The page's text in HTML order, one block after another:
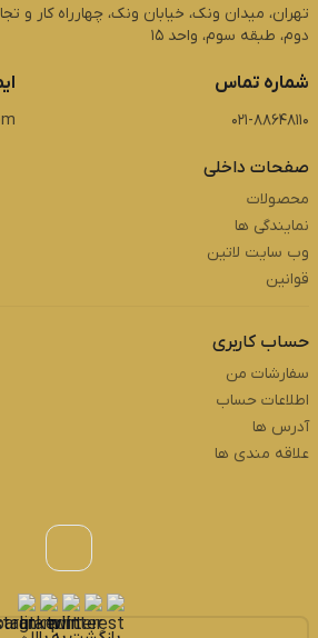
تهران، میدان ونک، خیابان ونک، چهارراه کار و
دوم، طبقه سوم، واحد 15
شماره تماس
021-88648110
صفحات داخلی
محصولات
نمایندگی ها
وب سایت لاتین
قوانین
حساب کاربری
سفارشات من
اطلاعات حساب
آدرس ها
علاقه مندی ها